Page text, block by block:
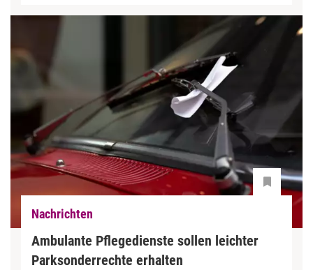
Nachrichten
Ambulante Pflegedienste sollen leichter
Parksonderrechte erhalten